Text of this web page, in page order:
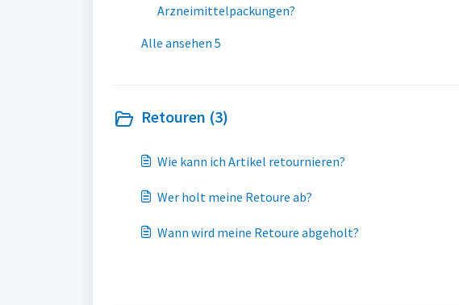
Arzneimittelpackungen?
Alle ansehen 5
Retouren (3)
Wie kann ich Artikel retournieren?
Wer holt meine Retoure ab?
Wann wird meine Retoure abgeholt?